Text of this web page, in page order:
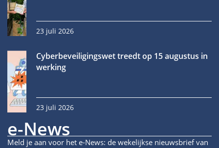
23 juli 2026
Cyberbeveiligingswet treedt op 15 augustus in
werking
23 juli 2026
e-News
Meld je aan voor het e-News: de wekelijkse nieuwsbrief van